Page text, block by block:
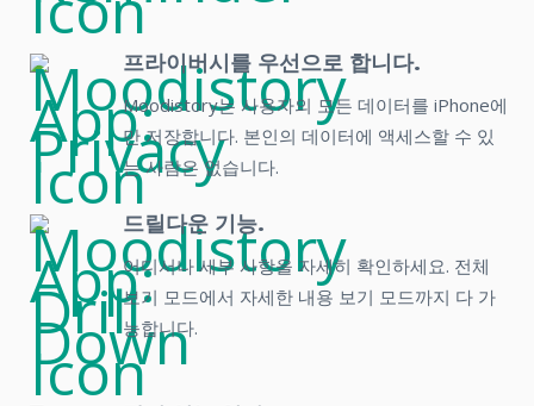
프라이버시를 우선으로 합니다.
Moodistory는 사용자의 모든 데이터를 iPhone에
만 저장합니다. 본인의 데이터에 액세스할 수 있
는 사람은 없습니다.
드릴다운 기능.
어디서나 세부 사항을 자세히 확인하세요. 전체
보기 모드에서 자세한 내용 보기 모드까지 다 가
능합니다.